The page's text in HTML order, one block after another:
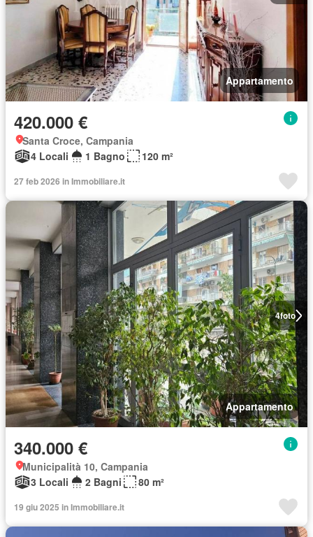
Appartamento
420.000 €
Santa Croce, Campania
4 Locali
1 Bagno 120 m²
27 feb 2026 in Immobiliare.it
4foto
Appartamento
340.000 €
Municipalità 10, Campania
3 Locali
2 Bagni 80 m²
19 giu 2025 in Immobiliare.it